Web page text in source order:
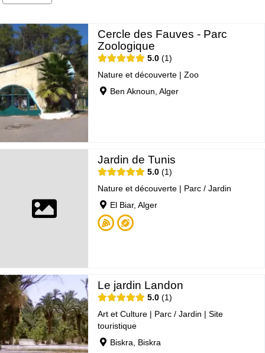
Cercle des Fauves - Parc
Zoologique
5.0
1
Nature et découverte |Zoo
Ben Aknoun, Alger
Jardin de Tunis
5.0
1
Nature et découverte | Parc / Jardin
El Biar, Alger
Le jardin Landon
5.0
1
Art et Culture | Parc / Jardin |Site
touristique
Biskra, Biskra